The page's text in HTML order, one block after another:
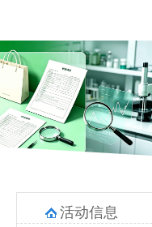
活动信息